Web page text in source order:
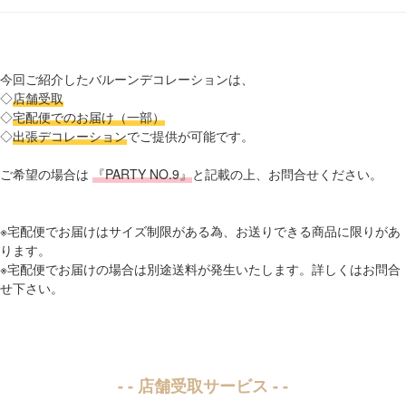
今回ご紹介したバルーンデコレーションは、
◇店舗受取
◇宅配便でのお届け（一部）
◇出張デコレーションでご提供が可能です。
ご希望の場合は 『PARTY NO.9』と記載の上、お問合せください。
※宅配便でお届けはサイズ制限がある為、お送りできる商品に限りがあ
ります。
※宅配便でお届けの場合は別途送料が発生いたします。詳しくはお問合
せ下さい。
- - 店舗受取サービス - -